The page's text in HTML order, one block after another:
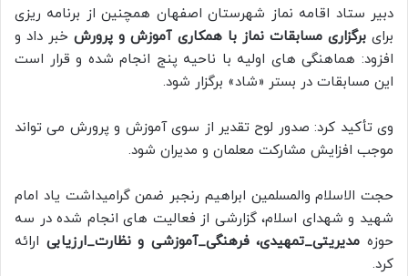
دبیر ستاد اقامه نماز شهرستان اصفهان همچنین از برنامه ریزی
برایبرگزاری مسابقات نماز با همکاری آموزش و پرورشخبر داد و
افزود: هماهنگی های اولیه با ناحیه پنج انجام شده و قرار است
این مسابقات در بستر «شاد» برگزار شود.
وی تأکید کرد: صدور لوح تقدیر از سوی آموزش و پرورش می تواند
موجب افزایش مشارکت معلمان و مدیران شود.
حجت الاسلام والمسلمین ابراهیم رنجبر ضمن گرامیداشت یاد امام
شهید و شهدای اسلام، گزارشی از فعالیت های انجام شده در سه
حوزه مدیریتی_تمهیدی، فرهنگی_آموزشی و نظارت_ارزیابی ارائه
کرد.